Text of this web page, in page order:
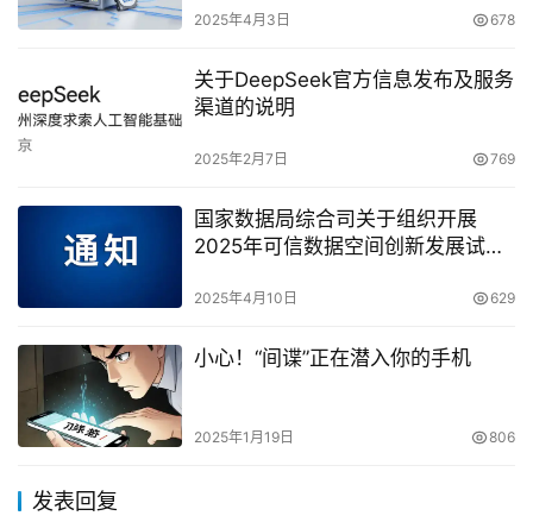
2025年4月3日 678
关于DeepSeek官方信息发布及服务
渠道的说明
2025年2月7日 769
国家数据局综合司关于组织开展
2025年可信数据空间创新发展试点
2025年4月10日 629
小心！“间谍”正在潜入你的手机
2025年1月19日 806
发表回复